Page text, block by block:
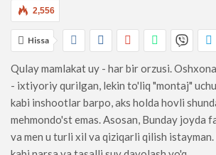
2,556
Hissa
Qulay mamlakat uy - har bir orzusi.
- ixtiyoriy qurilgan, lekin to'liq "montaj"
kabi inshootlar barpo, aks holda hovli
mehmondo'st emas. Asosan, Bunday joyda
va men u turli xil va qiziqarli qilish istayman.